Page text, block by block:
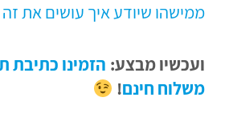
ממישהו שיודע איך עושים את
ועכשיו מבצע: הזמינו כתיבת
משלוח חינם!